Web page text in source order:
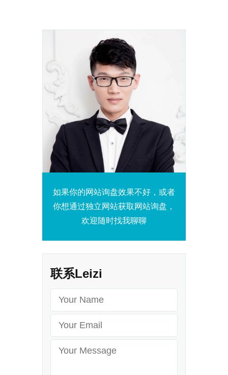
如果你的网站询盘效果不好，或者
你想通过独立网站获取网站询盘，
欢迎随时找我聊聊
联系Leizi